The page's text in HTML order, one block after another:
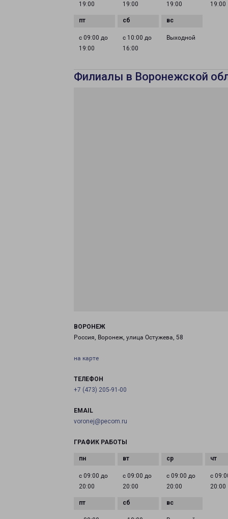
19:00
19:00
19:00
19:00
с 09:00 до
19:00
с 10:00 до
16:00
Выходной
Филиалы в Воронежской
ВОРОНЕЖ
Россия, Воронеж, улица Остужева, 58
на карте
ТЕЛЕФОН
+7 (473) 205-91-00
EMAIL
voronej@pecom.ru
ГРАФИК РАБОТЫ
с 09:00 до
20:00
с 09:00 до
20:00
с 09:00 до
20:00
с
20:00